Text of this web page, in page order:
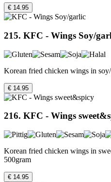
€ 14.95
215. KFC - Wings Soy/
Korean fried chicken wings in
€ 14.95
216. KFC - Wings
Korean fried chicken wings in
500gram
€ 14.95